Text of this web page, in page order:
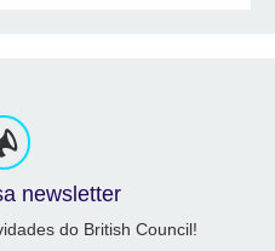
newsletter
do British Council!